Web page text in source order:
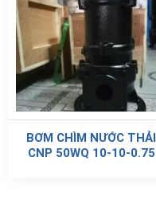
BƠM CHÌM NƯỚC THẢI
CNP 50WQ 10-10-0.75